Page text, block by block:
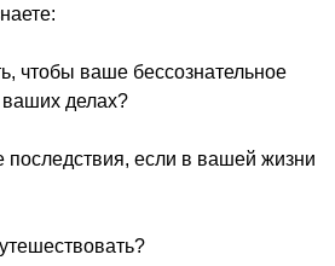
чтобы ваше бессознательное
делах?
последствия, если в вашей жизни